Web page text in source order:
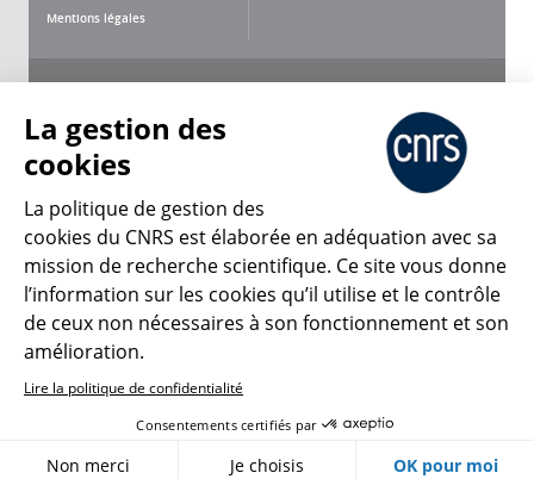
Mentions légales
CNRS Le Mag
© 2026, CNRS
Créer un compte Se connecter
Gestion des cookies
La gestion des
cookies
La politique de gestion des
cookies du CNRS est élaborée en adéquation avec sa
mission de recherche scientifique. Ce site vous donne
l’information sur les cookies qu’il utilise et le contrôle
de ceux non nécessaires à son fonctionnement et son
amélioration.
Lire la politique de confidentialité
Consentements certifiés par
Non merci Je choisis OK pour moi